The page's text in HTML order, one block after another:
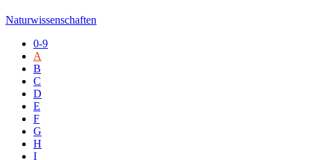
Naturwissenschaften
0-9
A
B
C
D
E
F
G
H
I